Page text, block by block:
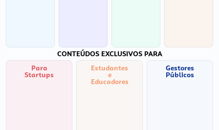
CONTEÚDOS EXCLUSIVOS PARA
Para
Startups
Estudantes
e
Educadores
Gestores
Públicos